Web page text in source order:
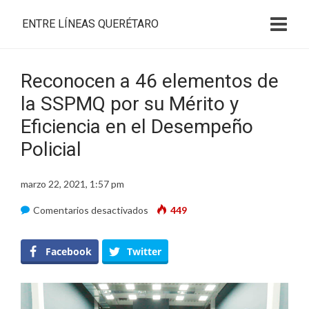
ENTRE LÍNEAS QUERÉTARO
Reconocen a 46 elementos de
la SSPMQ por su Mérito y
Eficiencia en el Desempeño
Policial
marzo 22, 2021, 1:57 pm
Comentarios desactivados en
a
46
elementos
de
449
Facebook Twitter